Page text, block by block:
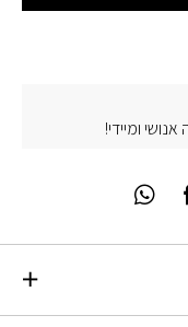
ומיידי!